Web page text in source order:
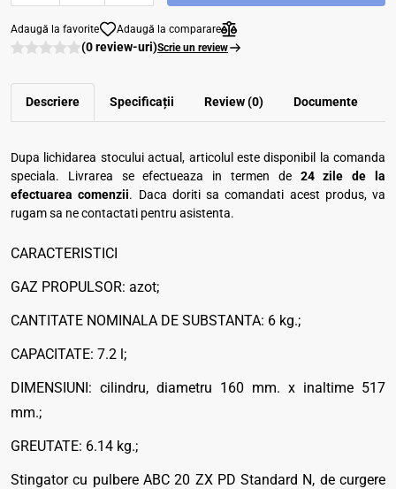
Adaugă la favorite Adaugă la comparare
(0 review-uri)Scrie un review
Descriere Specificații Review (0) Documente
Dupa lichidarea stocului actual, articolul este disponibil la comanda
speciala. Livrarea se efectueaza in termen de 24 zile de la
efectuarea comenzii. Daca doriti sa comandati acest produs, va
rugam sa ne contactati pentru asistenta.
CARACTERISTICI
GAZ PROPULSOR: azot;
CANTITATE NOMINALA DE SUBSTANTA: 6 kg.;
CAPACITATE: 7.2 l;
DIMENSIUNI: cilindru, diametru 160 mm. x inaltime 517
mm.;
GREUTATE: 6.14 kg.;
Stingator cu pulbere ABC 20 ZX PD Standard N, de curgere